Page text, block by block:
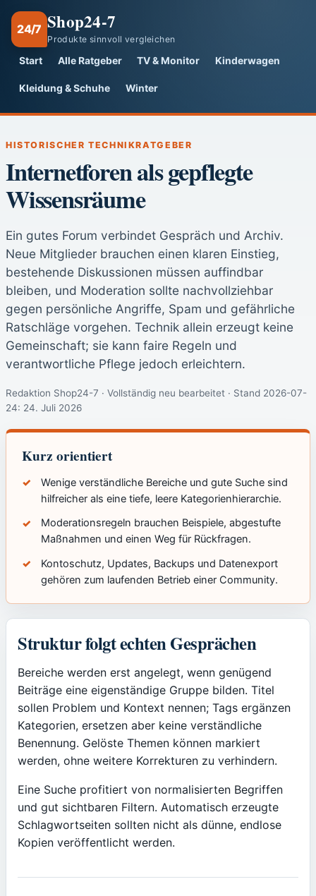
24/7 Shop24-7
Produkte sinnvoll vergleichen
Start Alle Ratgeber TV & Monitor Kinderwagen
Kleidung & Schuhe Winter
HISTORISCHER TECHNIKRATGEBER
Internetforen als gepflegte
Wissensräume
Ein gutes Forum verbindet Gespräch und Archiv.
Neue Mitglieder brauchen einen klaren Einstieg,
bestehende Diskussionen müssen auffindbar
bleiben, und Moderation sollte nachvollziehbar
gegen persönliche Angriffe, Spam und gefährliche
Ratschläge vorgehen. Technik allein erzeugt keine
Gemeinschaft; sie kann faire Regeln und
verantwortliche Pflege jedoch erleichtern.
Redaktion Shop24-7 · Vollständig neu bearbeitet · Stand 2026-07-
24: 24. Juli 2026
Kurz orientiert
Wenige verständliche Bereiche und gute Suche sind
hilfreicher als eine tiefe, leere Kategorienhierarchie.
Moderationsregeln brauchen Beispiele, abgestufte
Maßnahmen und einen Weg für Rückfragen.
Kontoschutz, Updates, Backups und Datenexport
gehören zum laufenden Betrieb einer Community.
Struktur folgt echten Gesprächen
Bereiche werden erst angelegt, wenn genügend
Beiträge eine eigenständige Gruppe bilden. Titel
sollen Problem und Kontext nennen; Tags ergänzen
Kategorien, ersetzen aber keine verständliche
Benennung. Gelöste Themen können markiert
werden, ohne weitere Korrekturen zu verhindern.
Eine Suche profitiert von normalisierten Begriffen
und gut sichtbaren Filtern. Automatisch erzeugte
Schlagwortseiten sollten nicht als dünne, endlose
Kopien veröffentlicht werden.